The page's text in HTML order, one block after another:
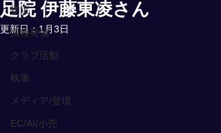
物流
情報発信
クラブ活動
執筆
メディア/登壇
EC/AI/小売
足院 伊藤東凌さん
更新日：1月3日